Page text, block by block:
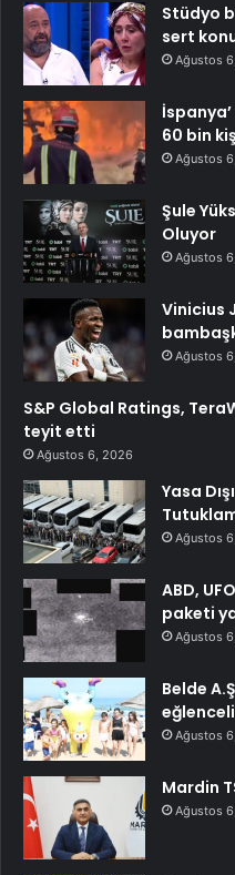
Stüdyo
sert
Ağustos
60 bin
Ağustos
Şule
Oluyor
Ağustos
Vinicius
Ağustos
S&P Global Ratings,
teyit etti
Ağustos 6, 2026
Yasa
Ağustos
ABD,
paketi
Ağustos
Belde
Ağustos
Mardin
Ağustos